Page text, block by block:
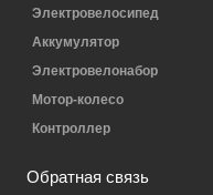
Электровелосипед
Аккумулятор
Электровелонабор
Мотор-колесо
Контроллер
Обратная связь